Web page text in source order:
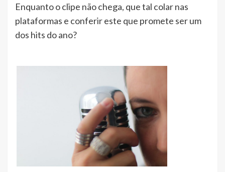
Enquanto o clipe não chega, que tal colar nas
plataformas e conferir este que promete ser um
dos hits do ano?